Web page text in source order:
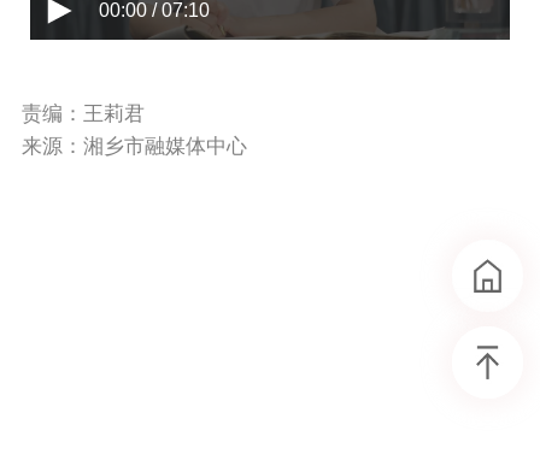
00:00 / 07:10
责编：王莉君
来源：湘乡市融媒体中心